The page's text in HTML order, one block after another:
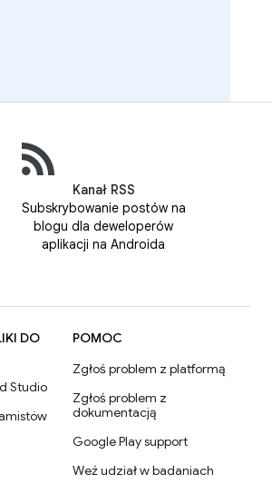
Kanał RSS
Subskrybowanie postów na
blogu dla deweloperów
aplikacji na Androida
DO
Studio
POMOC
Zgłoś problem z platformą
Zgłoś problem z
dokumentacją
Google Play support
Weź udział w badaniach